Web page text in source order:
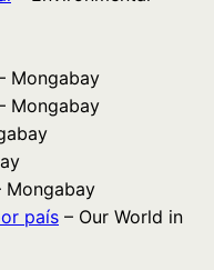
Mongabay
Mongabay
Mongabay
país – Our World in